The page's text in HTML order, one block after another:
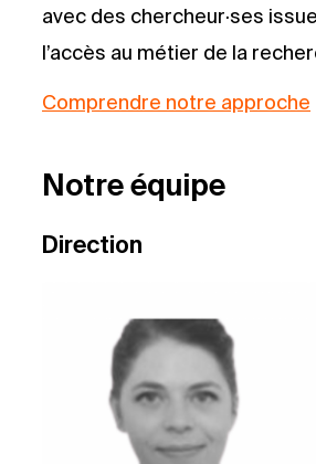
avec des chercheur·ses
l’accès au métier de la
Comprendre notre approche
Notre équipe
Direction